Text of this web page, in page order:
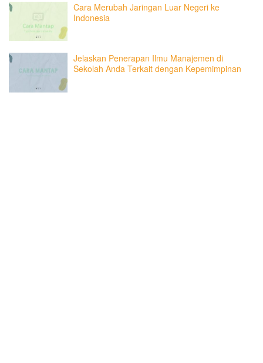
Cara Merubah Jaringan Luar Negeri ke
Indonesia
Jelaskan Penerapan Ilmu Manajemen di
Sekolah Anda Terkait dengan Kepemimpinan